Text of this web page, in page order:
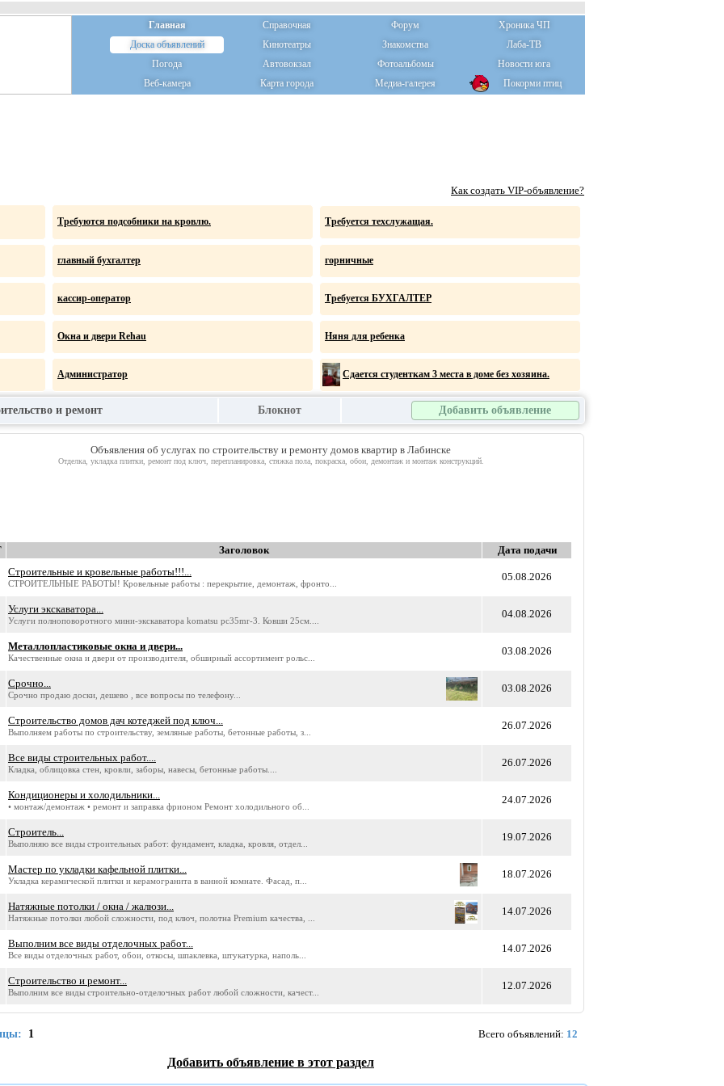
Главная Справочная Форум
Хроника ЧП
Доска объявлений
Кинотеатры Знакомства
Лаба-ТВ
Погода
Автовокзал Фотоальбомы
Новости юга
Веб-камера
Карта города Медиа-галерея Покорми птиц
Как создать VIP-объявление?
Требуются подсобники на кровлю. Требуется техслужащая.
главный бухгалтер горничные
кассир-оператор Требуется БУХГАЛТЕР
Окна и двери Rehau Няня для ребенка
Администратор Сдается студенткам 3 места в доме без хозяина.
Повар Помощник подсобного хозяйства
НАСТРОЙКА КОМПЬЮТЕРА.
КОМПЬЮТЕРНЫЙ МАСТЕР НА ДОМУ
ВСЕ ВИДЫ ДЕМОНТАЖНЫХ РАБОТ
и ремонт Блокнот Добавить объявление
Объявления об услугах по строительству и ремонту домов квартир в Лабинске
Отделка, укладка плитки, ремонт под ключ, перепланировка, стяжка пола, покраска, обои, демонтаж и монтаж конструкций.
Заголовок Дата подачи
Строительные и кровельные работы!!!...
СТРОИТЕЛЬНЫЕ РАБОТЫ! Кровельные работы : перекрытие, демонтаж, фронто...
05.08.2026
Услуги экскаватора...
Услуги полноповоротного мини-экскаватора komatsu pc35mr-3. Ковши 25см....
04.08.2026
Металлопластиковые окна и двери...
Качественные окна и двери от производителя, обширный ассортимент рольс...
03.08.2026
Срочно...
Срочно продаю доски, дешево , все вопросы по телефону...
03.08.2026
Строительство домов дач котеджей под ключ...
Выполняем работы по строительству, земляные работы, бетонные работы, з...
26.07.2026
Все виды строительных работ....
Кладка, облицовка стен, кровли, заборы, навесы, бетонные работы....
26.07.2026
Кондиционеры и холодильники...
• монтаж/демонтаж • ремонт и заправка фрионом Ремонт холодильного об...
24.07.2026
Строитель...
Выполняю все виды строительных работ: фундамент, кладка, кровля, отдел...
19.07.2026
Мастер по укладки кафельной плитки...
Укладка керамической плитки и керамогранита в ванной комнате. Фасад, п...
18.07.2026
Натяжные потолки / окна / жалюзи...
Натяжные потолки любой сложности, под ключ, полотна Premium качества, ...
14.07.2026
Выполним все виды отделочных работ...
Все виды отделочных работ, обои, откосы, шпаклевка, штукатурка, наполь...
14.07.2026
Строительство и ремонт...
Выполним все виды строительно-отделочных работ любой сложности, качест...
12.07.2026
1 Всего объявлений: 12
Добавить объявление в этот раздел